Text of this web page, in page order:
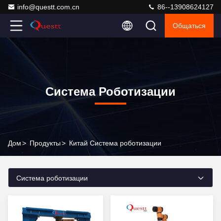
info@questt.com.cn 86--13908624127
Общаться
Система Роботизации
Дом> Продукты> Китай Система роботизации
Система роботизации